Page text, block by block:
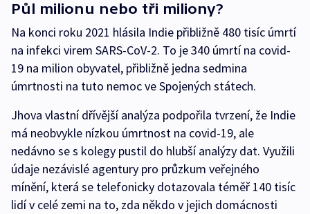
Půl milionu nebo tři miliony?
Na konci roku 2021 hlásila Indie přibližně 480 tisíc úmrtí
na infekci virem SARS-CoV-2. To je 340 úmrtí na covid-
19 na milion obyvatel, přibližně jedna sedmina
úmrtnosti na tuto nemoc ve Spojených státech.
Jhova vlastní dřívější analýza podpořila tvrzení, že Indie
má neobvykle nízkou úmrtnost na covid-19, ale
nedávno se s kolegy pustil do hlubší analýzy dat. Využili
údaje nezávislé agentury pro průzkum veřejného
mínění, která se telefonicky dotazovala téměř 140 tisíc
lidí v celé zemi na to, zda někdo v jejich domácnosti